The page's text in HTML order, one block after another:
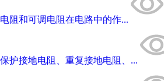
电阻和可调电阻在电路中的作...
保护接地电阻、重复接地电阻、...